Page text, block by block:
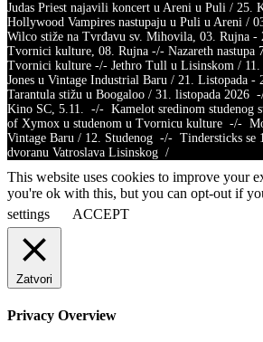
Judas Priest najavili koncert u Areni u Puli / 25.
Hollywood Vampires nastupaju u Puli u Areni /
Wilco stiže na Tvrđavu sv. Mihovila, 03. Rujna -
Tvornici kulture, 08. Rujna -/- Nazareth nastupa
Tvornici kulture -/- Jethro Tull u Lisinskom /
Jones u Vintage Industrial Baru / 21.
Tarantula stižu u Boogaloo / 31. listopada
Kino SC, 5.11. -/- Kamelot sredinom studenog
of Xymox u studenom u Tvornicu kulture -/-
Vintage Baru / 12. Studenog -/- Tindersticks se
dvoranu Vatroslava Lisinskog /
This website uses cookies to improve your
you're ok with this, but you can opt-out if
settings
ACCEPT
Zatvori
Privacy Overview